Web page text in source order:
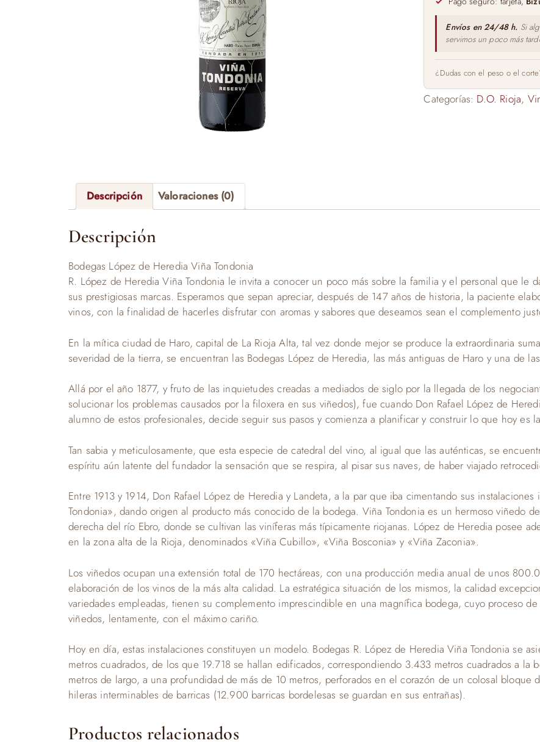
Envíos en 24/48 h. Si
servimos un poco más
¿Dudas con el peso o el
Categorías: D.O. Rioja,
Descripción Valoraciones (0)
Descripción
Bodegas López de Heredia Viña Tondonia
R. López de Heredia Viña Tondonia le invita a conocer un poco más sobre la familia y el personal que le
sus prestigiosas marcas. Esperamos que sepan apreciar, después de 147 años de historia, la paciente
vinos, con la finalidad de hacerles disfrutar con aromas y sabores que deseamos sean el complemento
En la mítica ciudad de Haro, capital de La Rioja Alta, tal vez donde mejor se produce la extraordinaria
severidad de la tierra, se encuentran las Bodegas López de Heredia, las más antiguas de Haro y una de
Allá por el año 1877, y fruto de las inquietudes creadas a mediados de siglo por la llegada de los
solucionar los problemas causados por la filoxera en sus viñedos), fue cuando Don Rafael López de
alumno de estos profesionales, decide seguir sus pasos y comienza a planificar y construir lo que hoy es
Tan sabia y meticulosamente, que esta especie de catedral del vino, al igual que las auténticas, se
espíritu aún latente del fundador la sensación que se respira, al pisar sus naves, de haber viajado
Entre 1913 y 1914, Don Rafael López de Heredia y Landeta, a la par que iba cimentando sus
Tondonia», dando origen al producto más conocido de la bodega. Viña Tondonia es un hermoso viñedo
derecha del río Ebro, donde se cultivan las viníferas más típicamente riojanas. López de Heredia posee
en la zona alta de la Rioja, denominados «Viña Cubillo», «Viña Bosconia» y «Viña Zaconia».
Los viñedos ocupan una extensión total de 170 hectáreas, con una producción media anual de unos
elaboración de los vinos de la más alta calidad. La estratégica situación de los mismos, la calidad
variedades empleadas, tienen su complemento imprescindible en una magnífica bodega, cuyo proceso
viñedos, lentamente, con el máximo cariño.
Hoy en día, estas instalaciones constituyen un modelo. Bodegas R. López de Heredia Viña Tondonia se
metros cuadrados, de los que 19.718 se hallan edificados, correspondiendo 3.433 metros cuadrados a la
metros de largo, a una profundidad de más de 10 metros, perforados en el corazón de un colosal bloque
hileras interminables de barricas (12.900 barricas bordelesas se guardan en sus entrañas).
Productos relacionados